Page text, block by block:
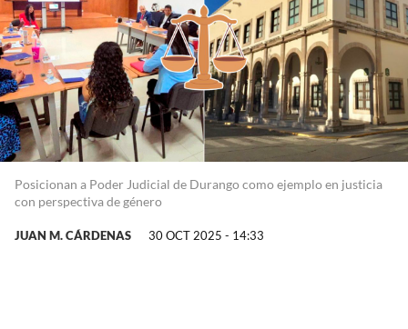
Posicionan a Poder Judicial de Durango como ejemplo en justicia
con perspectiva de género
JUAN M. CÁRDENAS 30 OCT 2025 - 14:33